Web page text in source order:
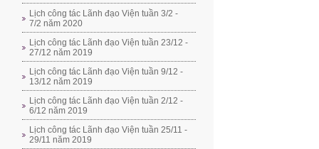
Lịch công tác Lãnh đạo Viện tuần 3/2 -
7/2 năm 2020
Lịch công tác Lãnh đạo Viện tuần 23/12 -
27/12 năm 2019
Lịch công tác Lãnh đạo Viện tuần 9/12 -
13/12 năm 2019
Lịch công tác Lãnh đạo Viện tuần 2/12 -
6/12 năm 2019
Lịch công tác Lãnh đạo Viện tuần 25/11 -
29/11 năm 2019